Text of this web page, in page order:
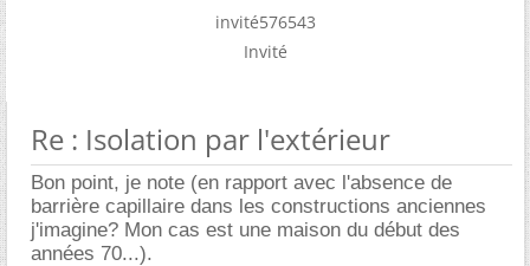
invité576543
Invité
Re : Isolation par l'extérieur
Bon point, je note (en rapport avec l'absence de
barrière capillaire dans les constructions anciennes
j'imagine? Mon cas est une maison du début des
années 70...).